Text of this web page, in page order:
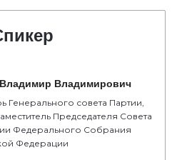
Владимирович
Генерального совета Партии,
Председателя Совета
Федерального Собрания
Федерации